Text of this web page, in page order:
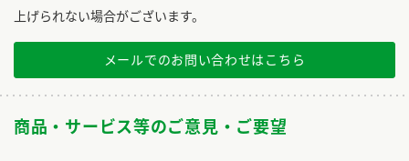
上げられない場合がございます。
メールでのお問い合わせはこちら
商品・サービス等のご意見・ご要望